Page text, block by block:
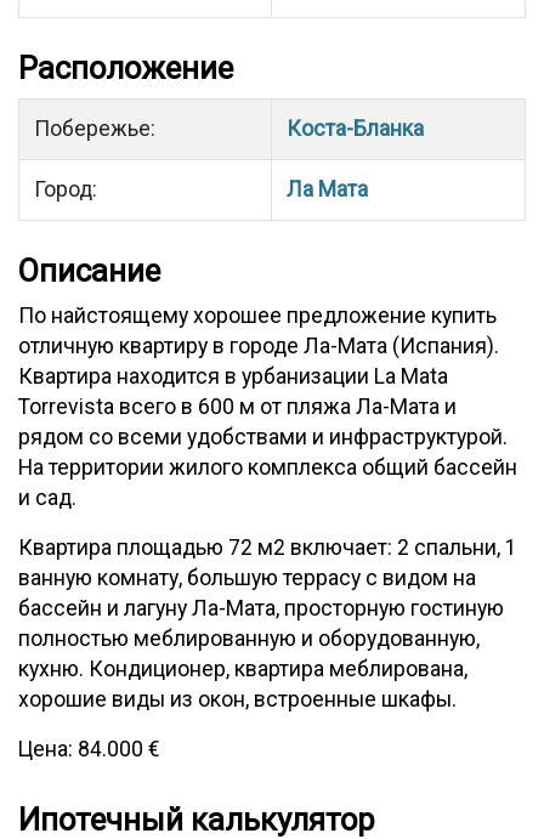
Расположение
Побережье: Коста-Бланка
Город: Ла Мата
Описание
По найстоящему хорошее предложение купить
отличную квартиру в городе Ла-Мата (Испания).
Квартира находится в урбанизации La Mata
Torrevista всего в 600 м от пляжа Ла-Мата и
рядом со всеми удобствами и инфраструктурой.
На территории жилого комплекса общий бассейн
и сад.
Квартира площадью 72 м2 включает: 2 спальни, 1
ванную комнату, большую террасу с видом на
бассейн и лагуну Ла-Мата, просторную гостиную
полностью меблированную и оборудованную,
кухню. Кондиционер, квартира меблирована,
хорошие виды из окон, встроенные шкафы.
Цена: 84.000 €
Ипотечный калькулятор